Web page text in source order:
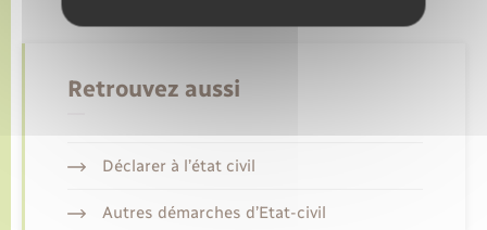
Retrouvez aussi
Déclarer à l’état civil
Autres démarches d’Etat-civil